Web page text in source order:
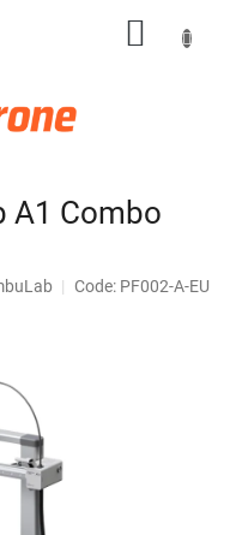
A1 Combo
Code: PF002-A-EU